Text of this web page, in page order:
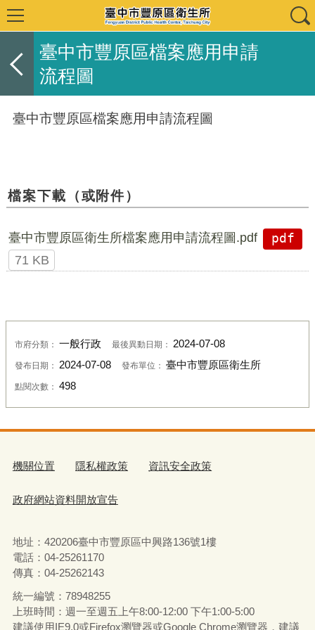
臺中市豐原區檔案應用申請
流程圖
臺中市豐原區檔案應用申請流程圖
檔案下載（或附件）
臺中市豐原區衛生所檔案應用申請流程圖.pdf
pdf
71 KB
市府分類： 一般行政 最後異動日期： 2024-07-08
發布日期： 2024-07-08 發布單位： 臺中市豐原區衛生所
點閱次數： 498
機關位置 隱私權政策 資訊安全政策
政府網站資料開放宣告
地址：420206臺中市豐原區中興路136號1樓
電話：04-25261170
傳真：04-25262143
統一編號：78948255
上班時間：週一至週五上午8:00-12:00 下午1:00-5:00
建議使用IE9.0或Firefox瀏覽器或Google Chrome瀏覽器，建議